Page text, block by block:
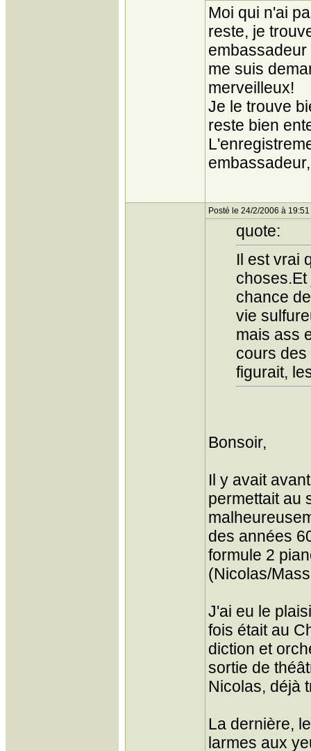
Moi qui n'ai
reste, je
me suis
merveilleux!
Je le trouve
reste bien
Posté le 24/2/2006 à 19:51
quote:
Il est vrai
chance
vie
mais ass
cours
figurait,
Bonsoir,
Il y avait
permettait au
des années
formule 2
(Nicolas/
J'ai eu le
fois était au
diction et
sortie de
Nicolas, déjà
La dernière,
larmes aux